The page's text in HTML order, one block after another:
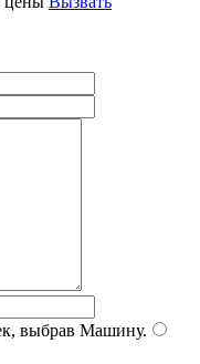
выбрав Машину.